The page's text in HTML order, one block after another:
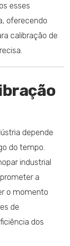
esses
oferecendo
calibração de
depende
do tempo.
industrial
a
o momento
de
dos